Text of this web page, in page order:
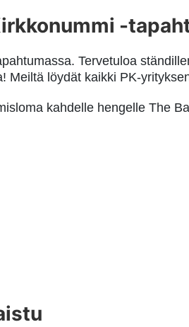
-
Tervetuloa
Meiltä löydät kaikki PK-
kahdelle hengelle The